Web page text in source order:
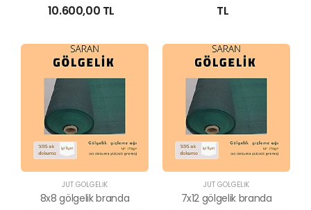
10.600,00 TL
TL
JÜT GÖLGELİK
8x8 gölgelik branda
JÜT GÖLGELİK
7x12 gölgelik branda